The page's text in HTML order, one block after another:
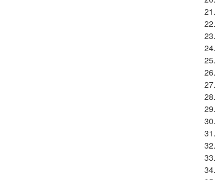
21.
22.
23.
24.
25.
26.
27.
28.
29.
30.
31.
32.
33.
34.